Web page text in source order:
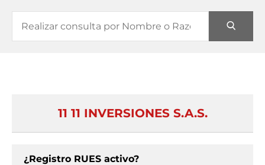
11 11 INVERSIONES S.A.S.
¿Registro RUES activo?